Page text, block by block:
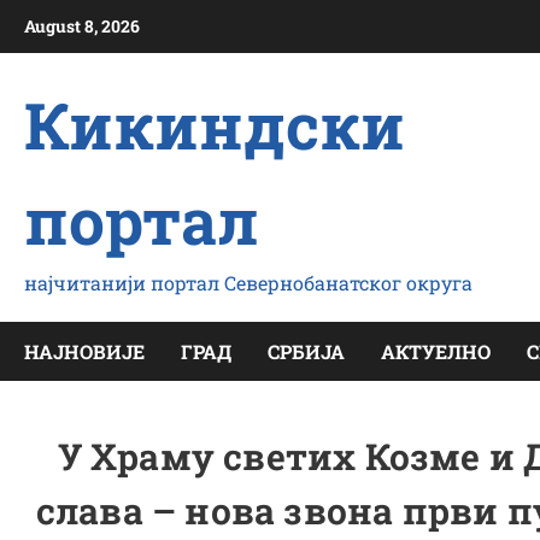
August 8, 2026
Кикиндски
портал
најчитанији портал Севернобанатског округа
НАЈНОВИЈЕ ГРАД СРБИЈА АКТУЕЛНО
У Храму светих Козме и
слава – нова звона први